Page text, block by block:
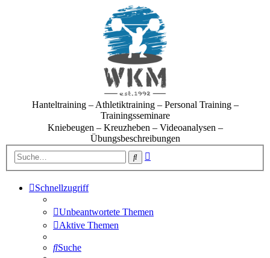
Hanteltraining – Athletiktraining – Personal Training –
Trainingsseminare
Kniebeugen – Kreuzheben – Videoanalysen –
Übungsbeschreibungen
Suche
Schnellzugriff
Unbeantwortete Themen
Aktive Themen
Suche